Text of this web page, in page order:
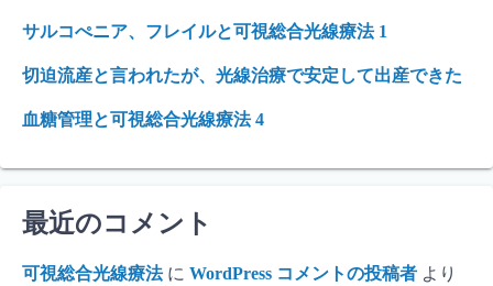
サルコぺニア、フレイルと可視総合光線療法 1
切迫流産と言われたが、光線治療で安定して出産できた
血糖管理と可視総合光線療法 4
最近のコメント
可視総合光線療法に WordPress コメントの投稿者 より